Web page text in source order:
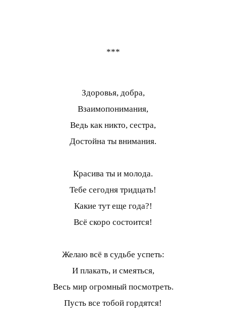
***
Здоровья, добра,
Взаимопонимания,
Ведь как никто, сестра,
Достойна ты внимания.
Красива ты и молода.
Тебе сегодня тридцать!
Какие тут еще года?!
Всё скоро состоится!
Желаю всё в судьбе успеть:
И плакать, и смеяться,
Весь мир огромный посмотреть.
Пусть все тобой гордятся!